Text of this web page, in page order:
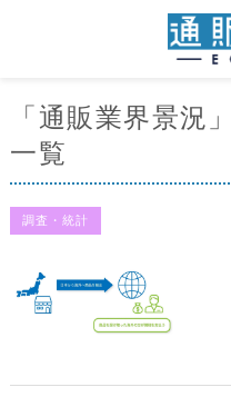
「通販業界景況
一覧
調査・統計